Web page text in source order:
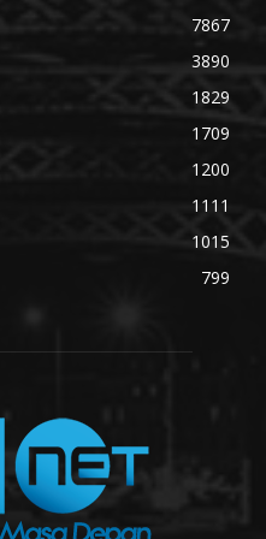
7867
3890
1829
1709
1200
1111
1015
799